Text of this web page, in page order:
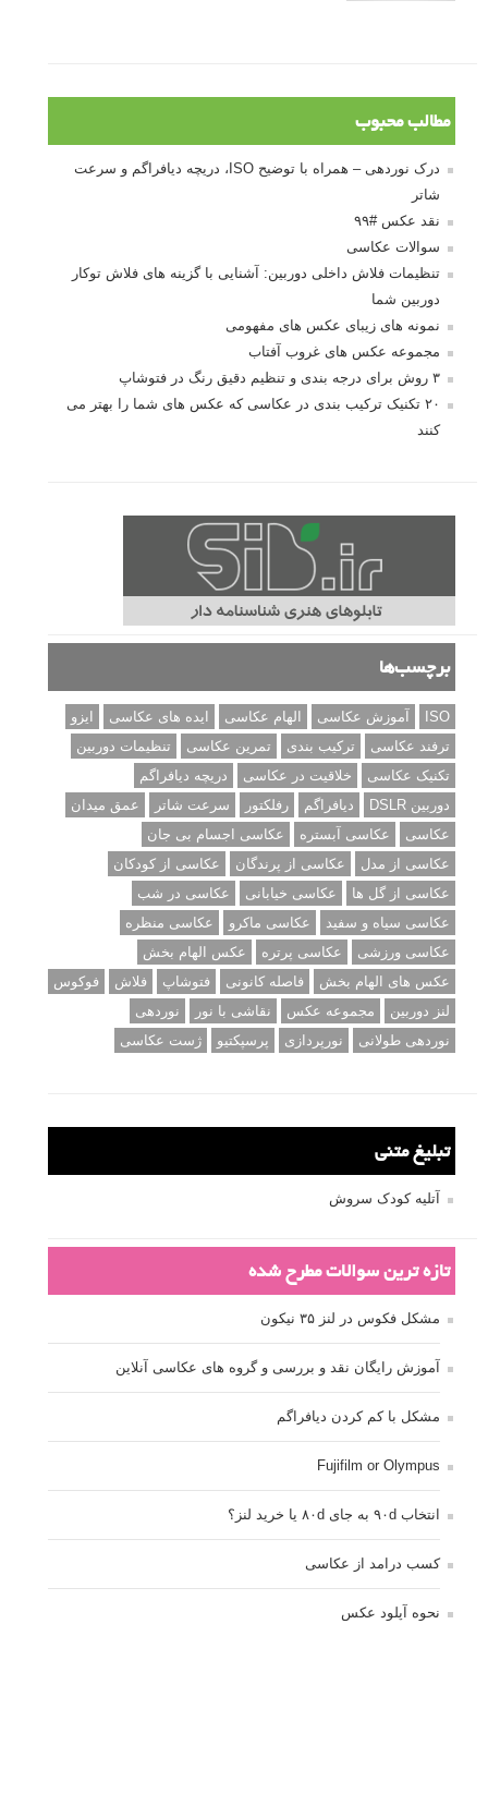
مطالب محبوب
درک نوردهی – همراه با توضیح ISO، دریچه دیافراگم و سرعت
شاتر
نقد عکس #۹۹
سوالات عکاسی
تنظیمات فلاش داخلی دوربین: آشنایی با گزینه های فلاش توکار
دوربین شما
نمونه های زیبای عکس های مفهومی
مجموعه عکس های غروب آفتاب
۳ روش برای درجه بندی و تنظیم دقیق رنگ در فتوشاپ
۲۰ تکنیک ترکیب بندی در عکاسی که عکس های شما را بهتر می
کنند
برچسب‌ها
ISO آموزش عکاسی الهام عکاسی ایده های عکاسی
ایزو
ترفند عکاسی
ترکیب بندی تمرین عکاسی
تنظیمات دوربین
تکنیک عکاسی
خلاقیت در عکاسی
دریچه دیافراگم
دوربین DSLR
دیافراگم رفلکتور سرعت شاتر
عمق میدان
عکاسی
عکاسی آبستره
عکاسی اجسام بی جان
عکاسی از مدل
عکاسی از پرندگان
عکاسی از کودکان
عکاسی از گل ها
عکاسی خیابانی
عکاسی در شب
عکاسی سیاه و سفید
عکاسی ماکرو
عکاسی منظره
عکاسی ورزشی
عکاسی پرتره
عکس الهام بخش
عکس های الهام بخش
فاصله کانونی فتوشاپ فلاش
فوکوس
لنز دوربین
مجموعه عکس نقاشی با نور
نوردهی
نوردهی طولانی
نورپردازی پرسپکتیو ژست عکاسی
تبلیغ متنی
آتلیه کودک سروش
تازه ترین سوالات مطرح شده
مشکل فکوس در لنز ۳۵ نیکون
آموزش رایگان نقد و بررسی و گروه های عکاسی آنلاین
مشکل با کم کردن دیافراگم
Fujifilm or Olympus
انتخاب ۹۰d به جای ۸۰d یا خرید لنز؟
کسب درامد از عکاسی
نحوه آپلود عکس